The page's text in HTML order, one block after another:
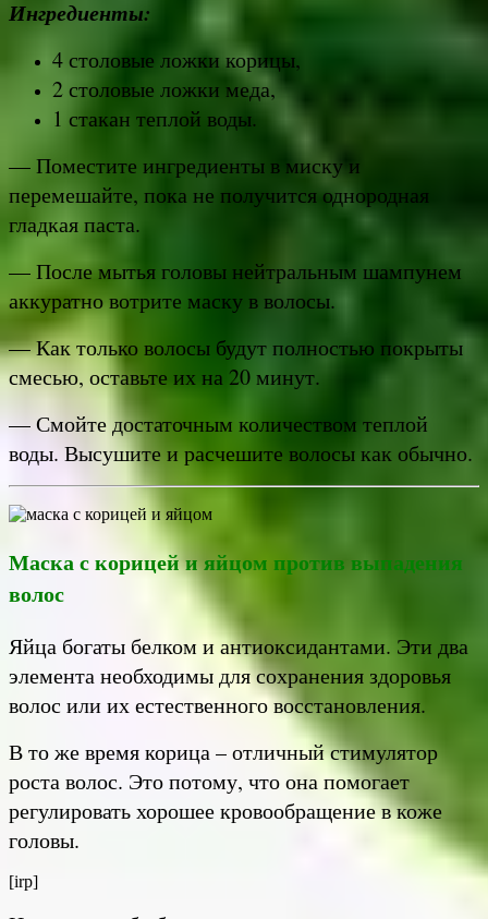
Ингредиенты:
4 столовые ложки корицы,
2 столовые ложки меда,
1 стакан теплой воды.
— Поместите ингредиенты в миску и
перемешайте, пока не получится однородная
гладкая паста.
— После мытья головы нейтральным шампунем
аккуратно вотрите маску в волосы.
— Как только волосы будут полностью покрыты
смесью, оставьте их на 20 минут.
— Смойте достаточным количеством теплой
воды. Высушите и расчешите волосы как обычно.
Маска с корицей и яйцом против выпадения
волос
Яйца богаты белком и антиоксидантами. Эти два
элемента необходимы для сохранения здоровья
волос или их естественного восстановления.
В то же время корица – отличный стимулятор
роста волос. Это потому, что она помогает
регулировать хорошее кровообращение в коже
головы.
[irp]